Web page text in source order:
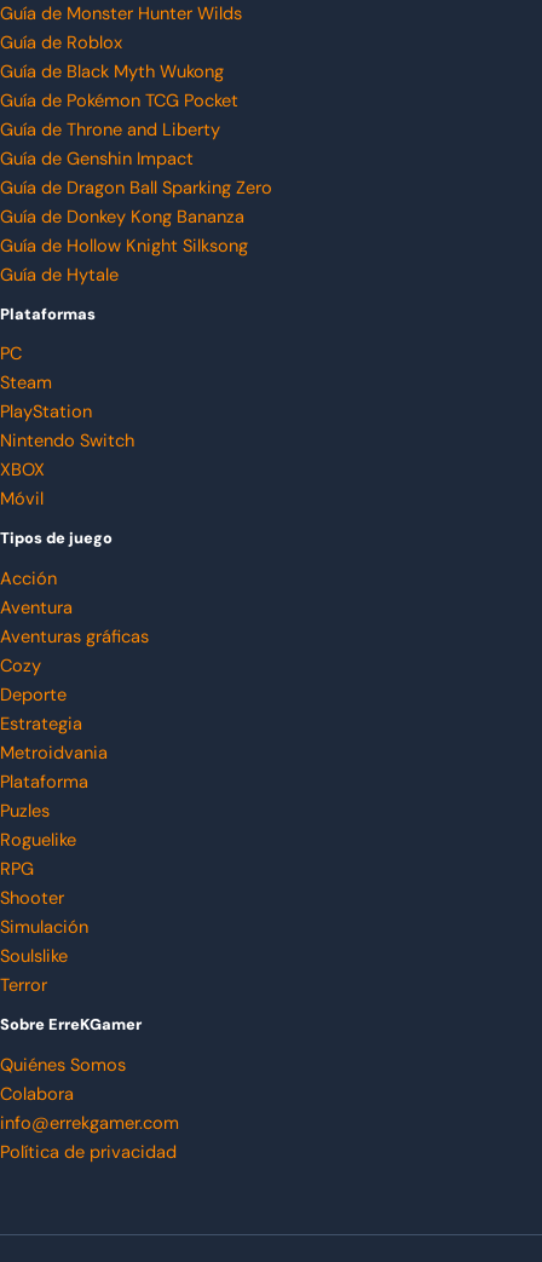
Guía de Monster Hunter Wilds
Guía de Roblox
Guía de Black Myth Wukong
Guía de Pokémon TCG Pocket
Guía de Throne and Liberty
Guía de Genshin Impact
Guía de Dragon Ball Sparking Zero
Guía de Donkey Kong Bananza
Guía de Hollow Knight Silksong
Guía de Hytale
Plataformas
PC
Steam
PlayStation
Nintendo Switch
XBOX
Móvil
Tipos de juego
Acción
Aventura
Aventuras gráficas
Cozy
Deporte
Estrategia
Metroidvania
Plataforma
Puzles
Roguelike
RPG
Shooter
Simulación
Soulslike
Terror
Sobre ErreKGamer
Quiénes Somos
Colabora
info@errekgamer.com
Política de privacidad